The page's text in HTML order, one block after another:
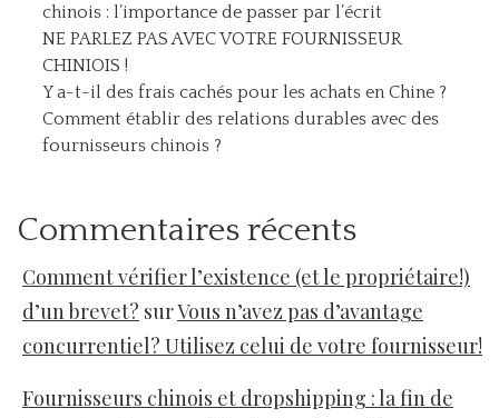
chinois : l’importance de passer par l’écrit
NE PARLEZ PAS AVEC VOTRE FOURNISSEUR
CHINIOIS !
Y a-t-il des frais cachés pour les achats en Chine ?
Comment établir des relations durables avec des
fournisseurs chinois ?
Commentaires récents
Comment vérifier l’existence (et le propriétaire!)
d’un brevet? surVous n’avez pas d’avantage
concurrentiel? Utilisez celui de votre fournisseur!
Fournisseurs chinois et dropshipping : la fin de